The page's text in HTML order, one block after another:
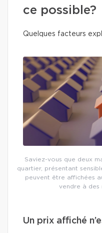
ce possible?
Quelques facteurs
Saviez-vous que deux
quartier, présentant
peuvent être affichées
vendre à des
Un prix affiché